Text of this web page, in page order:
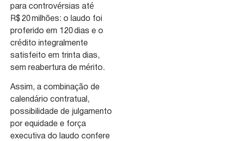
para controvérsias até
R$ 20 milhões: o laudo foi
proferido em 120 dias e o
crédito integralmente
satisfeito em trinta dias,
sem reabertura de mérito.
Assim, a combinação de
calendário contratual,
possibilidade de julgamento
por equidade e força
executiva do laudo confere